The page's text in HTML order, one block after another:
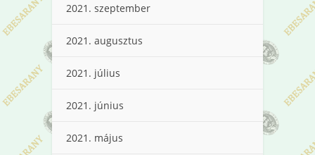
2021. szeptember
2021. augusztus
2021. július
2021. június
2021. május